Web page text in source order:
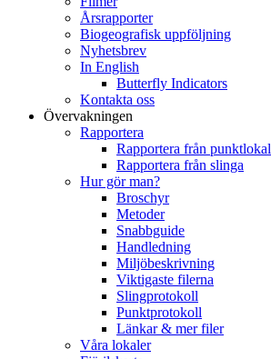
Årsrapporter
Biogeografisk uppföljning
Nyhetsbrev
In English
Butterfly Indicators
Kontakta oss
Övervakningen
Rapportera
Rapportera från punktlokal
Rapportera från slinga
Hur gör man?
Broschyr
Metoder
Snabbguide
Handledning
Miljöbeskrivning
Viktigaste filerna
Slingprotokoll
Punktprotokoll
Länkar & mer filer
Våra lokaler